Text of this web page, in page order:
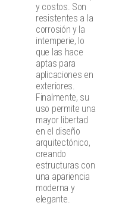
y costos. Son
resistentes a la
corrosión y la
intemperie, lo
que las hace
aptas para
aplicaciones en
exteriores.
Finalmente, su
uso permite una
mayor libertad
en el diseño
arquitectónico,
creando
estructuras con
una apariencia
moderna y
elegante.